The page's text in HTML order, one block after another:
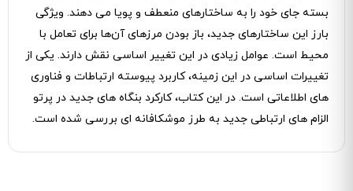
بسته جای خود را به ساختارهای منعطف و پویا می‌ دهند. ویژگی
بارز این ساختارهای جدید، باز بودن مرزهای آن‌ها برای تعامل با
محیط است. عوامل زیادی در این تغییر اساسی نقش دارند. یکی از
تغییرات اساسی در این زمینه، کاربرد پیوسته‌ ارتباطات و فناوری
‌های اطلاعاتی است. در این کتاب، کارکرد بنگاه ‌های جدید در پرتو
الزام ‌های ارتباطی جدید به‌ طرز موشکافانه ‌ای بررسی شده است.